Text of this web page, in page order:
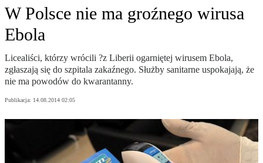
W Polsce nie ma groźnego wirusa
Ebola
Licealiści, którzy wrócili ?z Liberii ogarniętej wirusem Ebola,
zgłaszają się do szpitala zakaźnego. Służby sanitarne uspokajają, że
nie ma powodów do kwarantanny.
Publikacja: 14.08.2014 02:05